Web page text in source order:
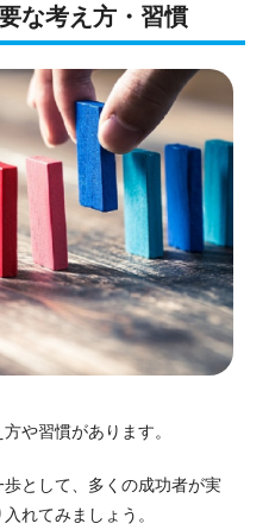
な考え方・習慣
や習慣があります。
として、多くの成功者が実
れてみましょう。